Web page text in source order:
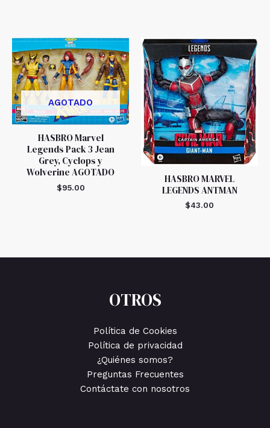
AGOTADO
HASBRO Marvel
Legends Pack 3 Jean
Grey, Cyclops y
Wolverine AGOTADO
$95.00
HASBRO MARVEL
LEGENDS ANTMAN
$43.00
OTROS
Política de Cookies
Política de privacidad
¿Quiénes somos?
Preguntas Frecuentes
Contáctate con nosotros